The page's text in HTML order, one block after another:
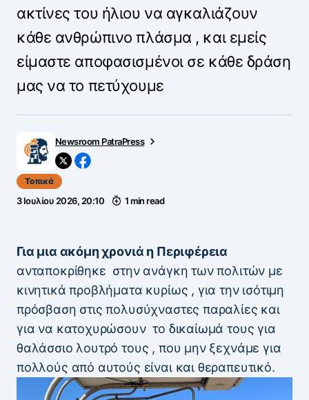
ακτίνες του ήλιου να αγκαλιάζουν
κάθε ανθρώπινο πλάσμα , και εμείς
είμαστε αποφασισμένοι σε κάθε δράση
μας να το πετύχουμε
Newsroom PatraPress
Τοπικά
3 Ιουλίου 2026, 20:10 1 min read
Για μια ακόμη χρονιά η Περιφέρεια
ανταποκρίθηκε στην ανάγκη των πολιτών με
κινητικά προβλήματα κυρίως , για την ισότιμη
πρόσβαση στις πολυσύχναστες παραλίες και
για να κατοχυρώσουν το δικαίωμά τους για
θαλάσσιο λουτρό τους , που μην ξεχνάμε για
πολλούς από αυτούς είναι και θεραπευτικό.